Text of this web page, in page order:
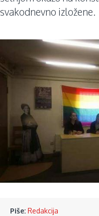
Saradnja sa medijima
svakodnevno izložene.
Piše: Redakcija